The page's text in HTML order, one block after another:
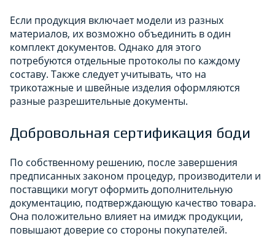
Если продукция включает модели из разных
материалов, их возможно объединить в один
комплект документов. Однако для этого
потребуются отдельные протоколы по каждому
составу. Также следует учитывать, что на
трикотажные и швейные изделия оформляются
разные разрешительные документы.
Добровольная сертификация боди
По собственному решению, после завершения
предписанных законом процедур, производители и
поставщики могут оформить дополнительную
документацию, подтверждающую качество товара.
Она положительно влияет на имидж продукции,
повышают доверие со стороны покупателей.